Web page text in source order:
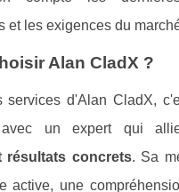
et les exigences du
Alan CladX ?
services d'Alan CladX,
avec un expert qui
résultats concrets. Sa
active, une